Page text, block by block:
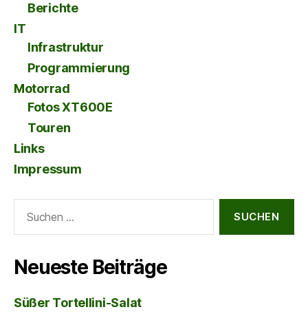
Berichte
IT
Infrastruktur
Programmierung
Motorrad
Fotos XT600E
Touren
Links
Impressum
nach:
Neueste Beiträge
Süßer Tortellini-Salat